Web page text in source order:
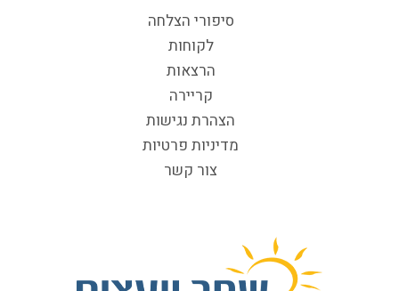
סיפורי הצלחה
לקוחות
הרצאות
קריירה
הצהרת נגישות
מדיניות פרטיות
צור קשר